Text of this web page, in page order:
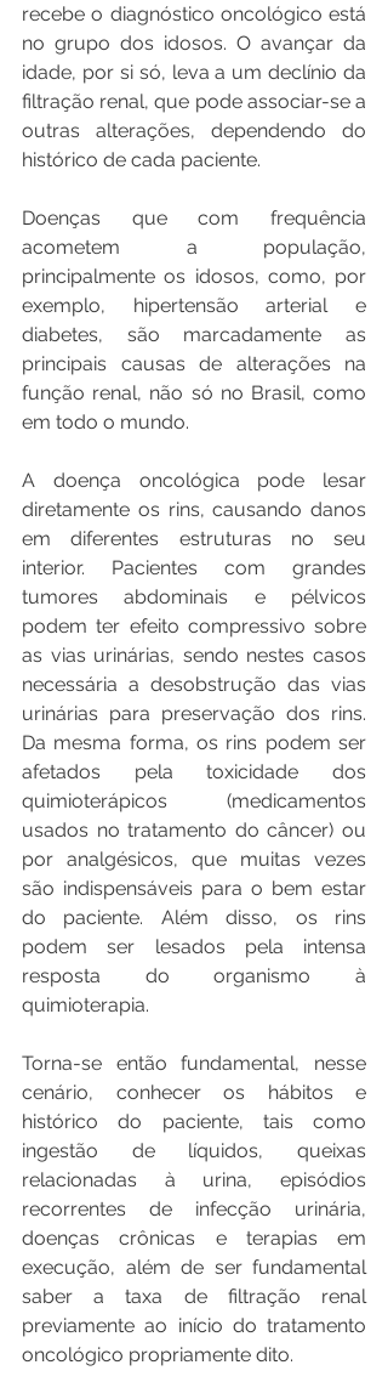
recebe o diagnóstico oncológico está
no grupo dos idosos. O avançar da
idade, por si só, leva a um declínio da
filtração renal, que pode associar-se a
outras alterações, dependendo do
histórico de cada paciente.
Doenças que com frequência
acometem a população,
principalmente os idosos, como, por
exemplo, hipertensão arterial e
diabetes, são marcadamente as
principais causas de alterações na
função renal, não só no Brasil, como
em todo o mundo.
A doença oncológica pode lesar
diretamente os rins, causando danos
em diferentes estruturas no seu
interior. Pacientes com grandes
tumores abdominais e pélvicos
podem ter efeito compressivo sobre
as vias urinárias, sendo nestes casos
necessária a desobstrução das vias
urinárias para preservação dos rins.
Da mesma forma, os rins podem ser
afetados pela toxicidade dos
quimioterápicos (medicamentos
usados no tratamento do câncer) ou
por analgésicos, que muitas vezes
são indispensáveis para o bem estar
do paciente. Além disso, os rins
podem ser lesados pela intensa
resposta do organismo à
quimioterapia.
Torna-se então fundamental, nesse
cenário, conhecer os hábitos e
histórico do paciente, tais como
ingestão de líquidos, queixas
relacionadas à urina, episódios
recorrentes de infecção urinária,
doenças crônicas e terapias em
execução, além de ser fundamental
saber a taxa de filtração renal
previamente ao início do tratamento
oncológico propriamente dito.